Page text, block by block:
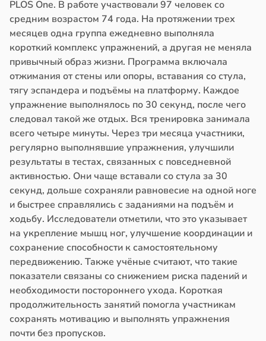
PLOS One. В работе участвовали 97 человек со
средним возрастом 74 года. На протяжении трех
месяцев одна группа ежедневно выполняла
короткий комплекс упражнений, а другая не меняла
привычный образ жизни. Программа включала
отжимания от стены или опоры, вставания со стула,
тягу эспандера и подъёмы на платформу. Каждое
упражнение выполнялось по 30 секунд, после чего
следовал такой же отдых. Вся тренировка занимала
всего четыре минуты. Через три месяца участники,
регулярно выполнявшие упражнения, улучшили
результаты в тестах, связанных с повседневной
активностью. Они чаще вставали со стула за 30
секунд, дольше сохраняли равновесие на одной ноге
и быстрее справлялись с заданиями на подъём и
ходьбу. Исследователи отметили, что это указывает
на укрепление мышц ног, улучшение координации и
сохранение способности к самостоятельному
передвижению. Также учёные считают, что такие
показатели связаны со снижением риска падений и
необходимости постороннего ухода. Короткая
продолжительность занятий помогла участникам
сохранять мотивацию и выполнять упражнения
почти без пропусков.